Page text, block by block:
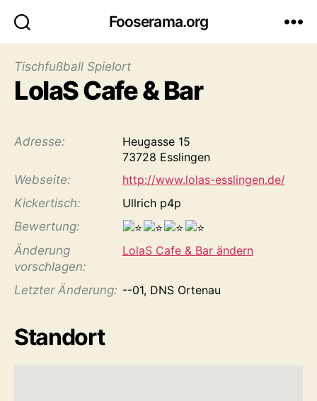
Fooserama.org
Tischfußball Spielort
LolaS Cafe & Bar
Adresse:
Heugasse 15
73728 Esslingen
Webseite:
http://www.lolas-esslingen.de/
Kicker­tisch:
Ullrich p4p
Bewertung:
Änderung
vorschlagen:
LolaS Cafe & Bar ändern
Letzter Änderung: --01, DNS Ortenau
Standort